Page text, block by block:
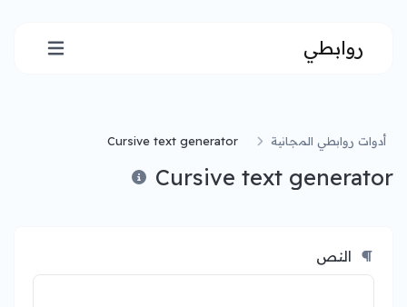
روابطي
أدوات روابطي المجانية Cursive text generator
Cursive text generator
النص